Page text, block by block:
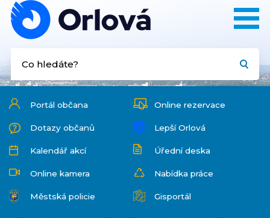
Portál občana Online rezervace
Dotazy občanů Lepší Orlová
Kalendář akcí Úřední deska
Online kamera Nabídka práce
Městská policie Gisportál